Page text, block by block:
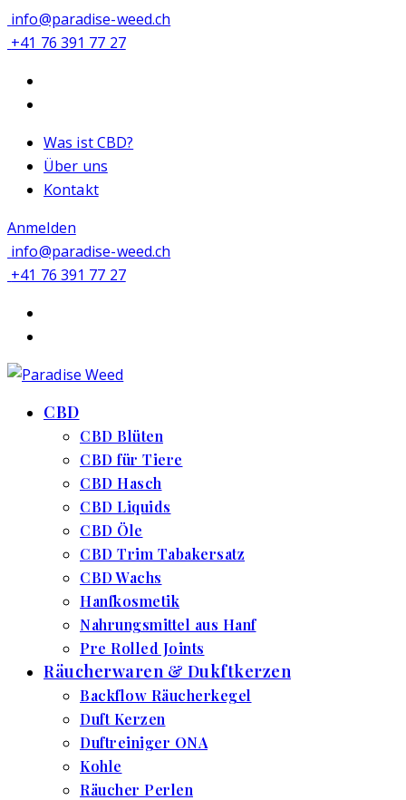
info@paradise-weed.ch
+41 76 391 77 27
Was ist CBD?
Über uns
Kontakt
Anmelden
info@paradise-weed.ch
+41 76 391 77 27
CBD
CBD Blüten
CBD für Tiere
CBD Hasch
CBD Liquids
CBD Öle
CBD Trim Tabakersatz
CBD Wachs
Hanfkosmetik
Nahrungsmittel aus Hanf
Pre Rolled Joints
Räucherwaren & Dukftkerzen
Backflow Räucherkegel
Duft Kerzen
Duftreiniger ONA
Kohle
Räucher Perlen